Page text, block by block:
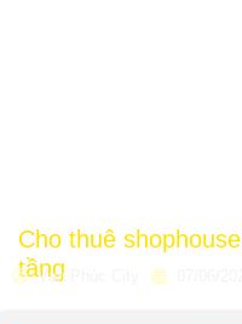
Cho thuê
tầng
Vạn Phúc City